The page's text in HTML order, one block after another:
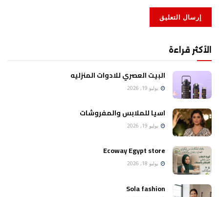
الأكثر قراءة
البيت العصري للادوات المنزليه
يوليو 19, 2026
اسيا للملابس والمفروشات
يوليو 19, 2026
Ecoway Egypt store
يوليو 18, 2026
Sola fashion